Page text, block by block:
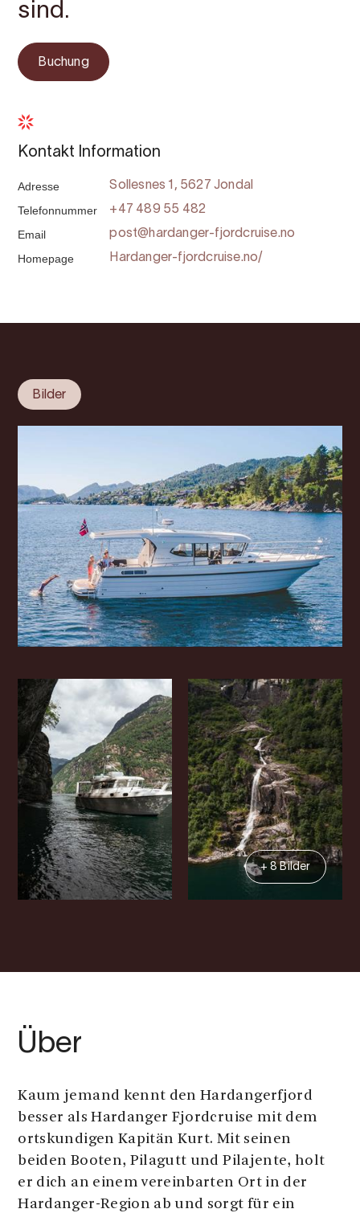
sind.
Buchung
Kontakt Information
Adresse Sollesnes 1, 5627 Jondal
Telefonnummer +47 489 55 482
Email post@hardanger-fjordcruise.no
Homepage Hardanger-fjordcruise.no/
Bilder
+ 8 Bilder
Über
Kaum jemand kennt den Hardangerfjord
besser als Hardanger Fjordcruise mit dem
ortskundigen Kapitän Kurt. Mit seinen
beiden Booten, Pilagutt und Pilajente, holt
er dich an einem vereinbarten Ort in der
Hardanger-Region ab und sorgt für ein